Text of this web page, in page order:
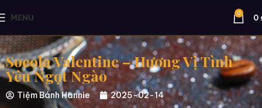
MENU 0 0
Socola Valentine – Hương Vị Tình
Yêu Ngọt Ngào
Tiệm Bánh Hannie 2025-02-14